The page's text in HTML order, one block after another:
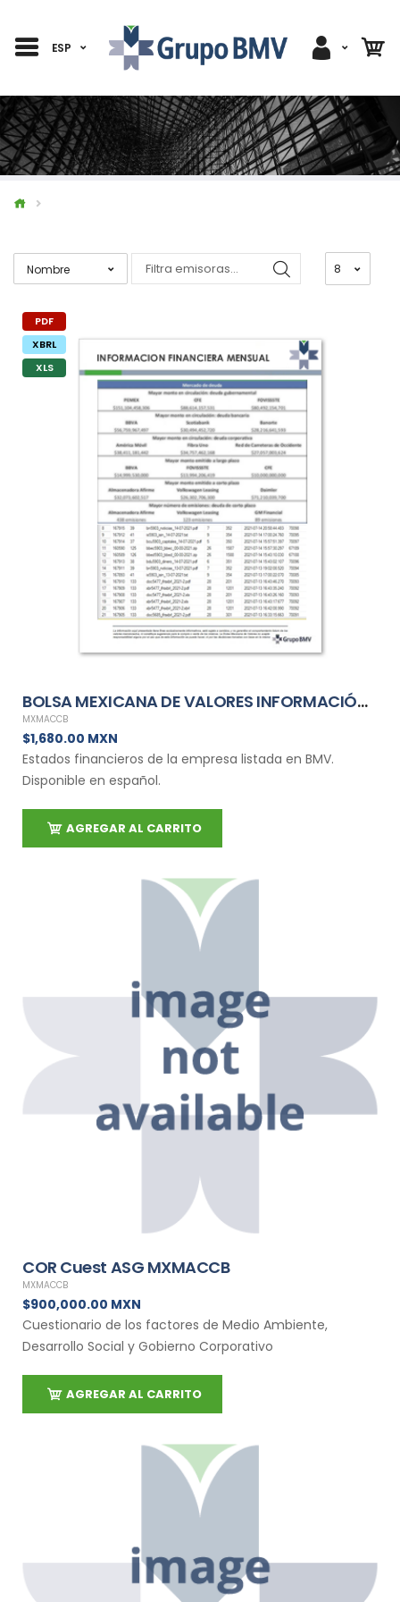
ESP
PDF
XBRL
XLS
BOLSA MEXICANA DE VALORES INFORMACIÓN FINANCIERA MENSUAL DE MXMACCB
MXMACCB
$1,680.00 MXN
Estados financieros de la empresa listada en BMV.
Disponible en español.
AGREGAR AL CARRITO
COR Cuest ASG MXMACCB
MXMACCB
$900,000.00 MXN
Cuestionario de los factores de Medio Ambiente,
Desarrollo Social y Gobierno Corporativo
AGREGAR AL CARRITO